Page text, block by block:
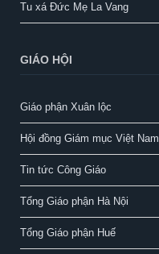
Tu xá Đức Mẹ La Vang
GIÁO HỘI
Giáo phận Xuân lộc
Hội đồng Giám mục Việt Nam
Tin tức Công Giáo
Tổng Giáo phận Hà Nội
Tổng Giáo phận Huế